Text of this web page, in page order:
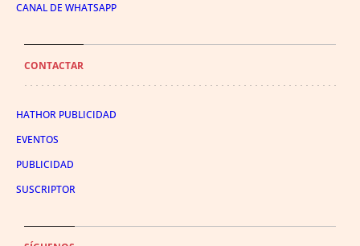
CANAL DE WHATSAPP
CONTACTAR
HATHOR PUBLICIDAD
EVENTOS
PUBLICIDAD
SUSCRIPTOR